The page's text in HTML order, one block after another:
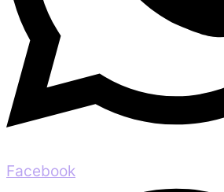
Facebook